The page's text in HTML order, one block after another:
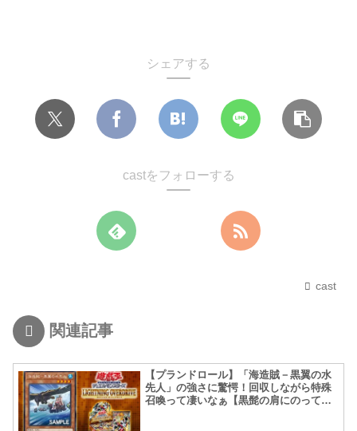
シェアする
castをフォローする
cast
関連記事
【プランドロール】「海造賊－黒翼の水
先人」の強さに驚愕！回収しながら特殊
召喚って凄いなぁ【黒髭の肩にのってた